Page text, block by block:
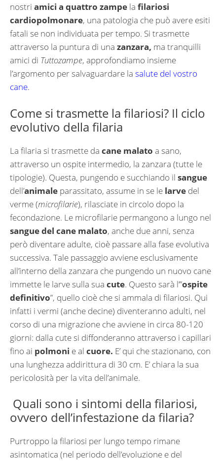
nostri amici a quattro zampe la filariosi
cardiopolmonare, una patologia che può avere esiti
fatali se non individuata per tempo. Si trasmette
attraverso la puntura di una zanzara, ma tranquilli
amici di Tuttozampe, approfondiamo insieme
l’argomento per salvaguardare la salute del vostro
cane.
Come si trasmette la filariosi? Il ciclo
evolutivo della filaria
La filaria si trasmette da cane malato a sano,
attraverso un ospite intermedio, la zanzara (tutte le
tipologie). Questa, pungendo e succhiando il sangue
dell’animale parassitato, assume in se le larve del
verme (microfilarie), rilasciate in circolo dopo la
fecondazione. Le microfilarie permangono a lungo nel
sangue del cane malato, anche due anni, senza
però diventare adulte, cioè passare alla fase evolutiva
successiva. Tale passaggio avviene esclusivamente
all’interno della zanzara che pungendo un nuovo cane
immette le larve sulla sua cute. Questo sarà l’”ospite
definitivo”, quello cioè che si ammala di filariosi. Qui
infatti i vermi (anche decine) diventeranno adulti, nel
corso di una migrazione che avviene in circa 80-120
giorni: dalla cute si diffonderanno attraverso i capillari
fino ai polmoni e al cuore. E’ qui che stazionano, con
una lunghezza addirittura di 30 cm. E’ chiara la sua
pericolosità per la vita dell’animale.
Quali sono i sintomi della filariosi,
ovvero dell’infestazione da filaria?
Purtroppo la filariosi per lungo tempo rimane
asintomatica (nel periodo dell’evoluzione e del